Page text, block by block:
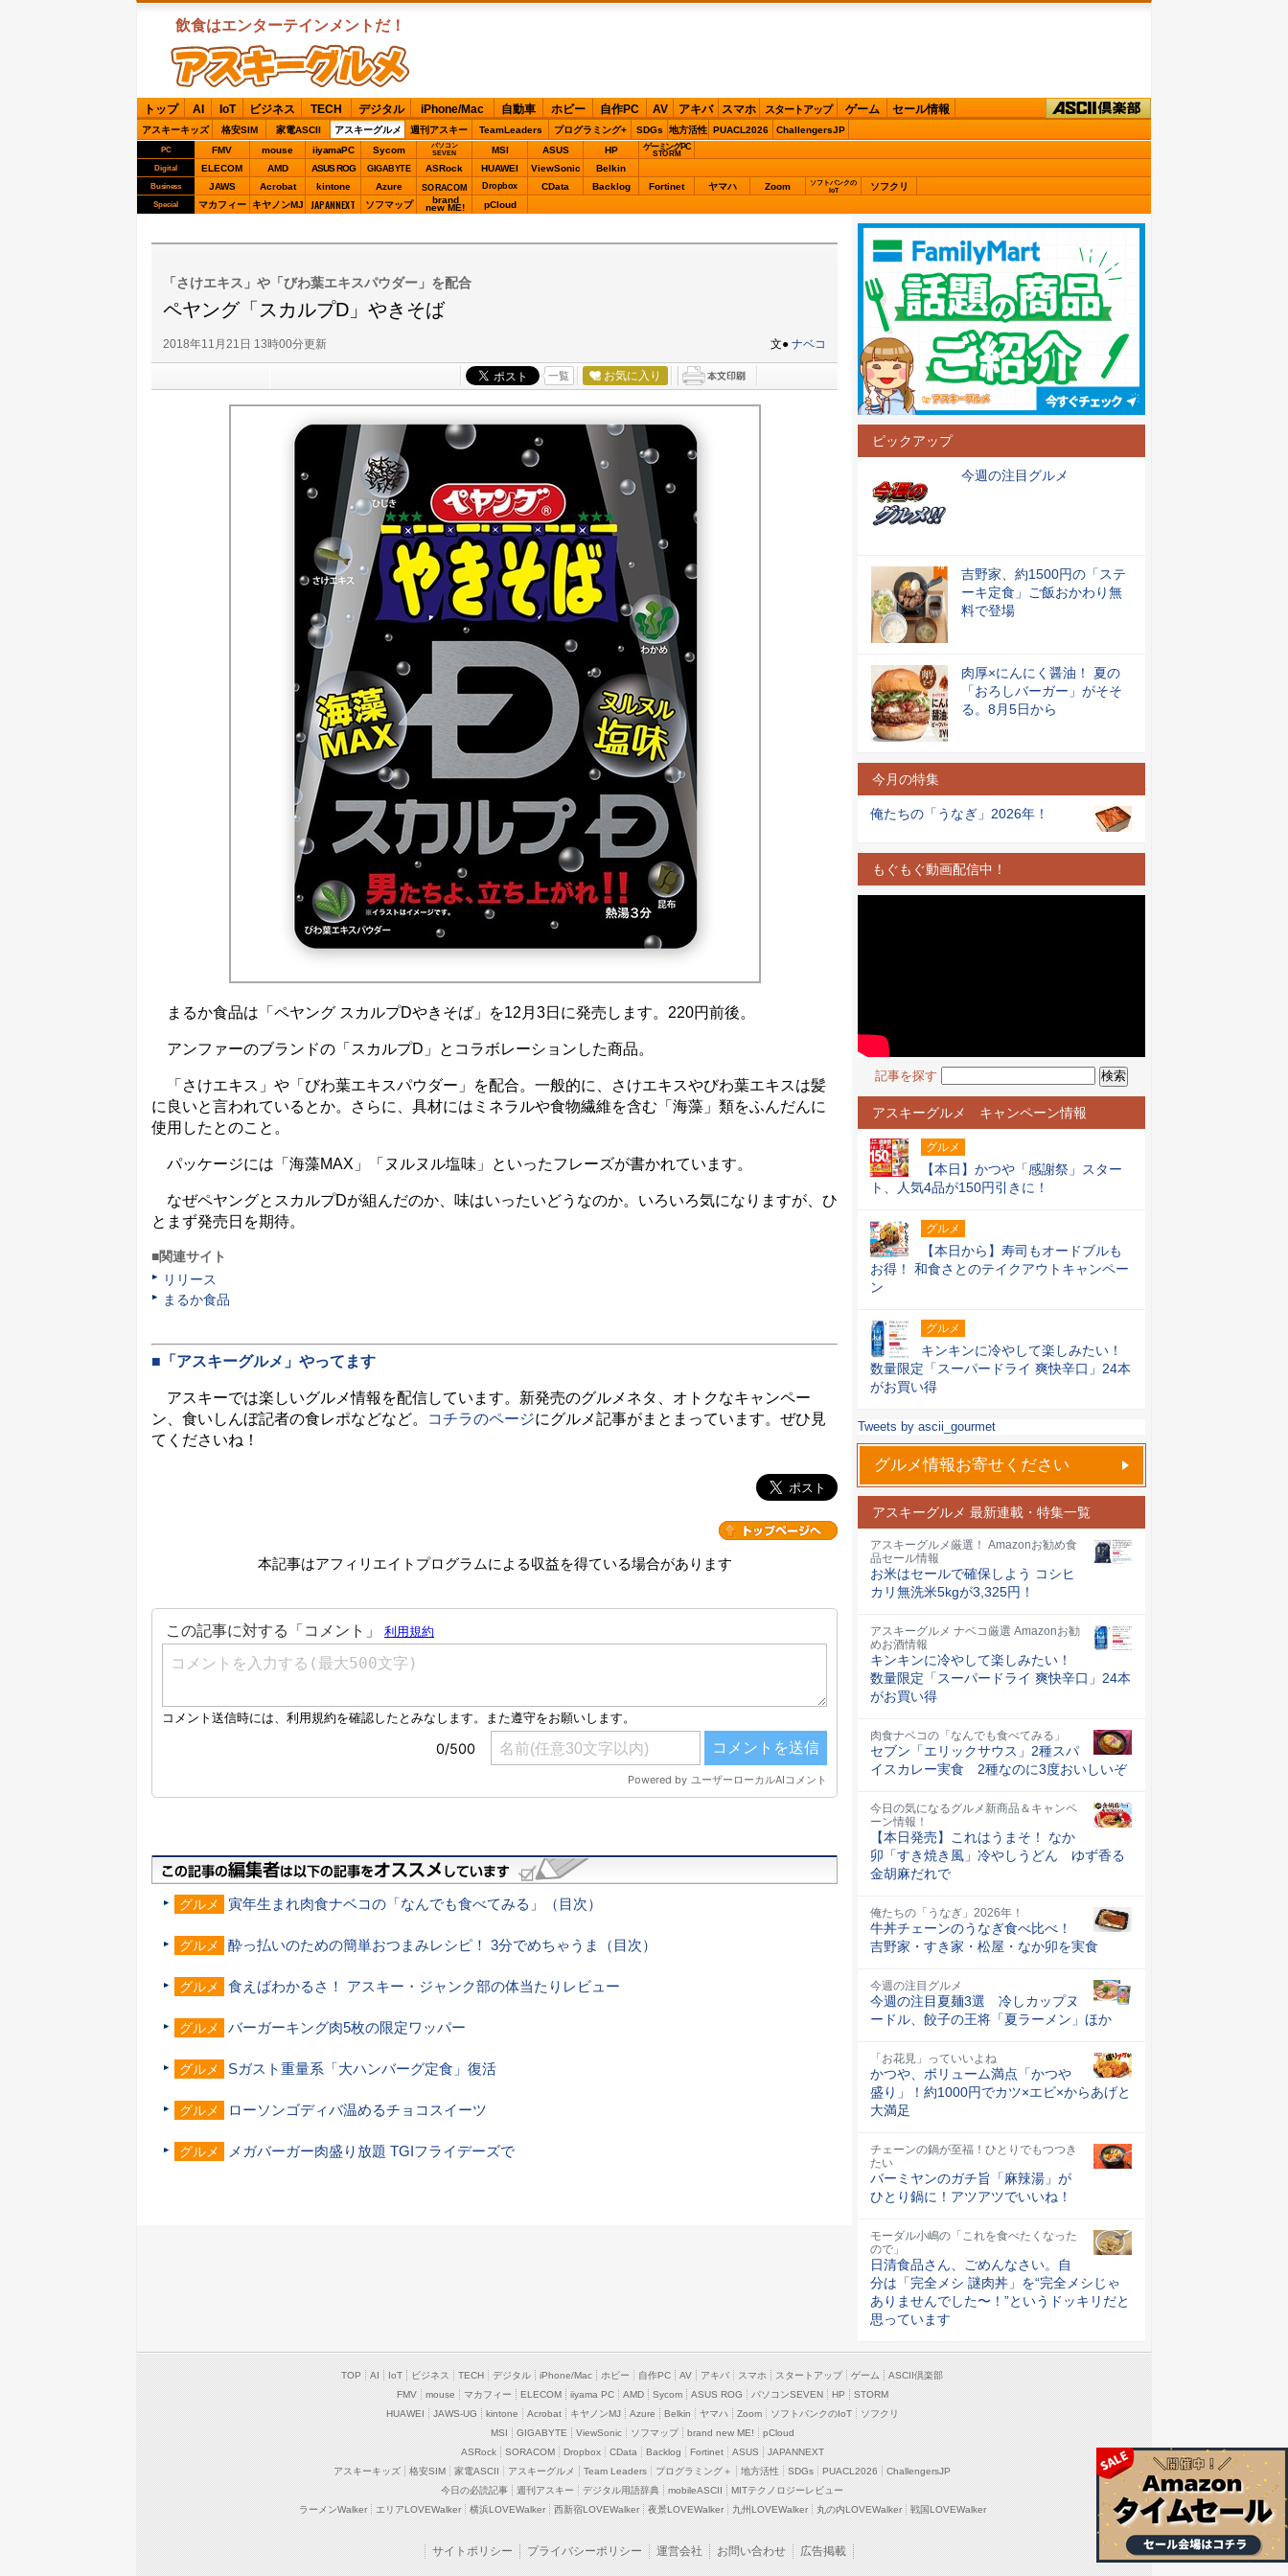
飲食はエンターテインメントだ！
ASCIIグルメ
トップ AI IoT ビジネス TECH デジタル iPhone/Mac 自動車 ホビー 自作PC AV アキバ スマホ スタートアップ ゲーム セール情報
アスキーキッズ 格安SIM 家電ASCII アスキーグルメ 週刊アスキー TeamLeaders プログラミング+ SDGs 地方活性 PUACL2026 ChallengersJP
PC FMV mouse iiyamaPC Sycom
パソコン
SEVEN
MSI ASUS HP ゲーミングPC
STORM
Digital ELECOM AMD ASUS ROG GIGABYTE ASRock HUAWEI ViewSonic Belkin
Business JAWS Acrobat kintone Azure SORACOM Dropbox CData Backlog Fortinet ヤマハ Zoom
ソフトバンクの
IoT
ソフクリ
Special マカフィー キヤノンMJ JAPANNEXT ソフマップ brand
new ME! pCloud
「さけエキス」や「びわ葉エキスパウダー」を配合
ペヤング「スカルプD」やきそば
2018年11月21日 13時00分更新 文● ナベコ
一覧 お気に入り
まるか食品は「ペヤング スカルプDやきそば」を12月3日に発売します。220円前後。
アンファーのブランドの「スカルプD」とコラボレーションした商品。
「さけエキス」や「びわ葉エキスパウダー」を配合。一般的に、さけエキスやびわ葉エキスは髪
に良いと言われているとか。さらに、具材にはミネラルや食物繊維を含む「海藻」類をふんだんに
使用したとのこと。
パッケージには「海藻MAX」「ヌルヌル塩味」といったフレーズが書かれています。
なぜペヤングとスカルプDが組んだのか、味はいったいどうなのか。いろいろ気になりますが、ひ
とまず発売日を期待。
■関連サイト
リリース
まるか食品
■「アスキーグルメ」やってます
アスキーでは楽しいグルメ情報を配信しています。新発売のグルメネタ、オトクなキャンペー
ン、食いしんぼ記者の食レポなどなど。
コチラのページにグルメ記事がまとまっています。ぜひ見
てくださいね！
本記事はアフィリエイトプログラムによる収益を得ている場合があります
グルメ 寅年生まれ肉食ナベコの「なんでも食べてみる」（目次）
グルメ 酔っ払いのための簡単おつまみレシピ！ 3分でめちゃうま（目次）
グルメ 食えばわかるさ！ アスキー・ジャンク部の体当たりレビュー
グルメ バーガーキング肉5枚の限定ワッパー
グルメ Sガスト重量系「大ハンバーグ定食」復活
グルメ ローソンゴディバ温めるチョコスイーツ
グルメ メガバーガー肉盛り放題 TGIフライデーズで
ピックアップ
今週の注目グルメ
吉野家、約1500円の「ステ
ーキ定食」ご飯おかわり無
料で登場
肉厚×にんにく醤油！ 夏の
「おろしバーガー」がそそ
る。8月5日から
今月の特集
俺たちの「うなぎ」2026年！
もぐもぐ動画配信中！
記事を探す
アスキーグルメ キャンペーン情報
グルメ
【本日】かつや「感謝祭」スター
ト、人気4品が150円引きに！
グルメ
【本日から】寿司もオードブルも
お得！ 和食さとのテイクアウトキャンペー
ン
グルメ
キンキンに冷やして楽しみたい！
数量限定「スーパードライ 爽快辛口」24本
がお買い得
Tweets by ascii_gourmet
グルメ情報お寄せください
アスキーグルメ 最新連載・特集一覧
アスキーグルメ厳選！ Amazonお勧め食
品セール情報
お米はセールで確保しよう コシヒ
カリ無洗米5kgが3,325円！
アスキーグルメ ナベコ厳選 Amazonお勧
めお酒情報
キンキンに冷やして楽しみたい！
数量限定「スーパードライ 爽快辛口」24本
がお買い得
肉食ナベコの「なんでも食べてみる」
セブン「エリックサウス」2種スパ
イスカレー実食 2種なのに3度おいしいぞ
今日の気になるグルメ新商品＆キャンペ
ーン情報！
【本日発売】これはうまそ！ なか
卯「すき焼き風」冷やしうどん ゆず香る
金胡麻だれで
俺たちの「うなぎ」2026年！
牛丼チェーンのうなぎ食べ比べ！
吉野家・すき家・松屋・なか卯を実食
今週の注目グルメ
今週の注目夏麺3選 冷しカップヌ
ードル、餃子の王将「夏ラーメン」ほか
「お花見」っていいよね
かつや、ボリューム満点「かつや
盛り」！約1000円でカツ×エビ×からあげと
大満足
チェーンの鍋が至福！ひとりでもつつき
たい
バーミヤンのガチ旨「麻辣湯」が
ひとり鍋に！アツアツでいいね！
モーダル小嶋の「これを食べたくなった
ので」
日清食品さん、ごめんなさい。自
分は「完全メシ 謎肉丼」を“完全メシじゃ
ありませんでした〜！”というドッキリだと
思っています
TOP AI IoT ビジネス TECH デジタル iPhone/Mac ホビー 自作PC AV アキバ スマホ スタートアップ ゲーム
ASCII倶楽部
FMV
mouse マカフィー ELECOM iiyama PC AMD Sycom ASUS ROG パソコンSEVEN HP
STORM
HUAWEI
JAWS-UG kintone Acrobat キヤノンMJ Azure Belkin ヤマハ Zoom ソフトバンクのIoT
ソフクリ
MSI
GIGABYTE ViewSonic ソフマップ brand new ME!
pCloud
ASRock
SORACOM Dropbox CData Backlog Fortinet ASUS
JAPANNEXT
アスキーキッズ
格安SIM 家電ASCII アスキーグルメ Team Leaders プログラミング＋ 地方活性 SDGs PUACL2026
ChallengersJP
今日の必読記事
週刊アスキー デジタル用語辞典 mobileASCII
MITテクノロジーレビュー
ラーメンWalker
エリアLOVEWalker 横浜LOVEWalker 西新宿LOVEWalker 夜景LOVEWalker 九州LOVEWalker 丸の内LOVEWalker 戦国LOVEWalker
サイトポリシー プライバシーポリシー 運営会社 お問い合わせ 広告掲載